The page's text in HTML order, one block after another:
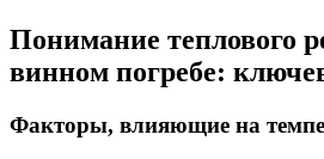
Понимание теплового
винном погребе:
Факторы, влияющие на